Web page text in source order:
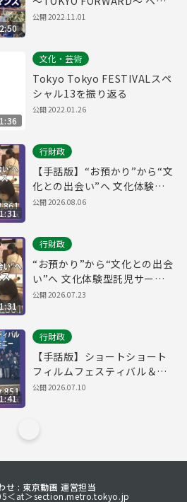
ンアーティスト パフォーマン
公開2022.11.01
文化・芸術
Tokyo Tokyo FESTIVALスペ
シャル13を振り返る
公開2022.01.26
行財政
【手話版】“お預かり”から“文
化との出会い”へ 文化体験型
託児サービス（令和8年7月23
公開2026.08.06
行財政
“お預かり”から“文化との出会
い”へ 文化体験型託児サービ
ス（令和8年7月23日 東京デイ
公開2026.07.23
行財政
【手話版】ショートショート
フィルムフェスティバル＆ア
ジア2026 アワードセレモニー
公開2026.07.10
せ : 東京動画 運営担当
＜at＞section.metro.tokyo.jp